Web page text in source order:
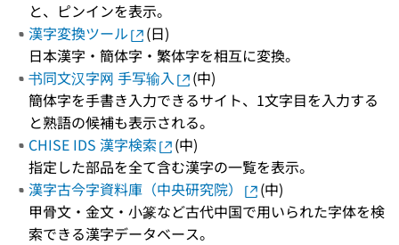
と、ピンインを表示。
漢字変換ツール
(日)
日本漢字・簡体字・繁体字を相互に変換。
书同文汉字网 手写输入
(中)
簡体字を手書き入力できるサイト、1文字目を入力する
と熟語の候補も表示される。
CHISE IDS 漢字検索
(中)
指定した部品を全て含む漢字の一覧を表示。
漢字古今字資料庫（中央研究院）
(中)
甲骨文・金文・小篆など古代中国で用いられた字体を検
索できる漢字データベース。